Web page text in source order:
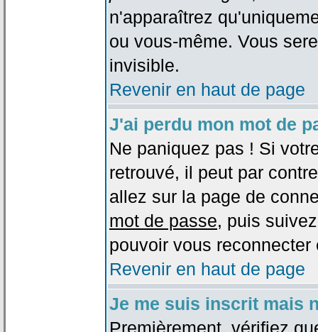
n'apparaîtrez
ou vous-même. Vous
invisible.
Revenir en haut de page
J'ai perdu mon mot de
Ne paniquez pas ! Si
retrouvé, il peut par
allez sur la page de
mot de passe, puis
pouvoir vous
Revenir en haut de page
Je me suis inscrit mais
Premièrement, vérifiez